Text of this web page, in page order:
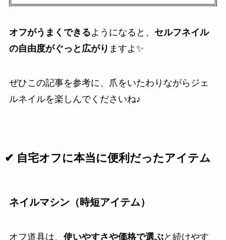
オフがうまくできるようになると、 セルフネイル
の自由度がぐっと広がり ますよ✨️
ぜひこの記事を参考に、爪をいたわりながらジェ
ルネイルを楽しんでくださいね♪
✔ 自宅オフに本当に便利だったアイテム
ネイルマシン（時短アイテム）
オフ道具は、 使いやすさや価格で選ぶと続けやす